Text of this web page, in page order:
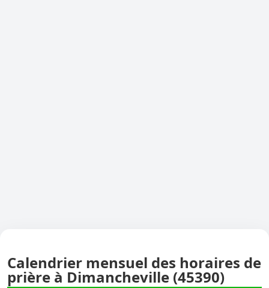
Calendrier mensuel des horaires de
prière à Dimancheville (45390)